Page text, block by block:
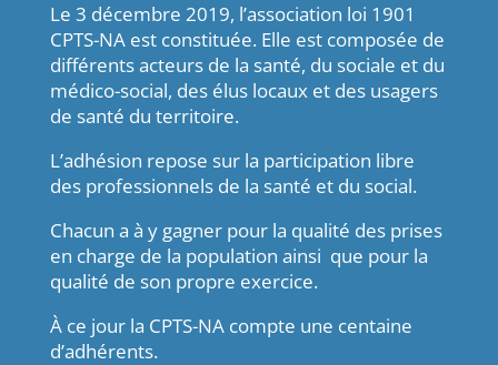
Le 3 décembre 2019, l’association loi 1901
CPTS-NA est constituée. Elle est composée de
différents acteurs de la santé, du sociale et du
médico-social, des élus locaux et des usagers
de santé du territoire.
L’adhésion repose sur la participation libre
des professionnels de la santé et du social.
Chacun a à y gagner pour la qualité des prises
en charge de la population ainsi que pour la
qualité de son propre exercice.
À ce jour la CPTS-NA compte une centaine
d’adhérents.